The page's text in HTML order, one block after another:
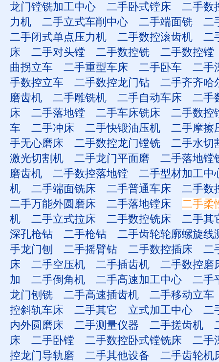
龙门镗铣加工中心
二手卧式镗床
二手数
力机
二手立式车削中心 二手端面铣
二
二手闭式单点压力机
二手数控滚齿机
二
床
二手对头镗 二手数控铣
二手数控镗
曲拐立车
二手重型车床 二手卧车
二手
手数控立车
二手数控龙门钻
二手齐齐哈
磨齿机
二手雕铣机 二手自动车床
二手
床
二手落地镗 二手车床铣床
二手数控
车
二手冲床 二手快锻油压机
二手摩擦
手无心磨床
二手数控龙门镗铣
二手水切
激光切割机
二手龙门平面磨
二手落地镗
磨齿机
二手数控落地镗
二手型材加工中
机
二手端面铣床 二手普通车床
二手数
二手万能外圆磨床
二手落地镗床
二手柔
机
二手立式拉床 二手数控铣床
二手其
深孔枪钻
二手枪钻
二手齿轮轮廓螺旋线
手龙门刨
二手摇臂钻 二手数控插床
二
床
二手空压机 二手插齿机
二手数控磨
加
二手倒角机 二手高速加工中心
二手
龙门刨铣
二手高速插齿机
二手移动立车
控斜轨车床
二手其它 立式加工中心
二
内外圆磨床
二手测量仪器 二手搓齿机
床
二手卧镗 二手数控卧式镗铣床
二手
控龙门导轨磨
二手其他设备
二手齿轮机